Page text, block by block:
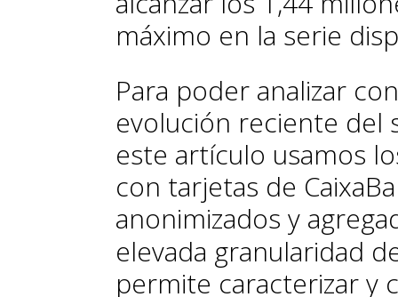
máximo en la serie
Para poder analizar
evolución reciente del
este artículo usamos
con tarjetas de
anonimizados y
elevada granularidad
permite caracterizar y